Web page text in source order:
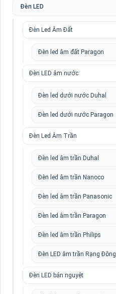
Đèn LED
Đèn Led Âm Đất
Đèn led âm đất Paragon
Đèn LED âm nước
Đèn led dưới nước Duhal
Đèn led dưới nước Paragon
Đèn Led Âm Trần
Đèn led âm trần Duhal
Đèn led âm trần Nanoco
Đèn led âm trần Panasonic
Đèn led âm trần Paragon
Đèn led âm trần Philips
Đèn LED âm trần Rạng Đông
Đèn LED bán nguyệt